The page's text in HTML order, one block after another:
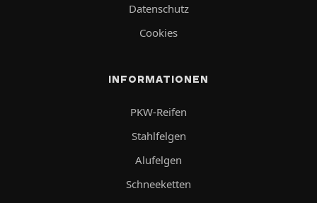
Datenschutz
Cookies
INFORMATIONEN
PKW-Reifen
Stahlfelgen
Alufelgen
Schneeketten